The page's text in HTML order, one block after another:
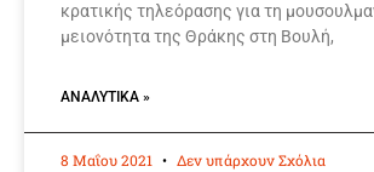
κρατικής τηλεόρασης για τη
μειονότητα της Θράκης στη Βουλή,
ΑΝΑΛΥΤΙΚΆ »
8 Μαΐου 2021 Δεν υπάρχουν Σχόλια